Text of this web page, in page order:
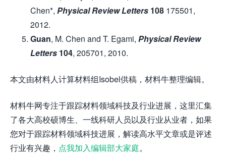
Chen*, Physical Review Letters 108 175501,
2012.
Guan, M. Chen and T. Egami, Physical Review
Letters 104, 205701, 2010.
本文由材料人计算材料组Isobel供稿，材料牛整理编辑。
材料牛网专注于跟踪材料领域科技及行业进展，这里汇集
了各大高校硕博生、一线科研人员以及行业从业者，如果
您对于跟踪材料领域科技进展，解读高水平文章或是评述
行业有兴趣， 点我加入编辑部大家庭。